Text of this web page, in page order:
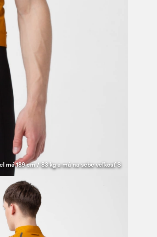
má 189 cm / 83 kg a má na sebe veľkosť S